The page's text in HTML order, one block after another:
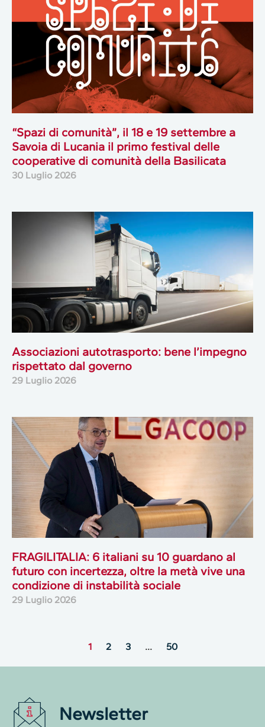
“Spazi di comunità”, il 18 e 19 settembre a
Savoia di Lucania il primo festival delle
cooperative di comunità della Basilicata
30 Luglio 2026
Associazioni autotrasporto: bene l’impegno
rispettato dal governo
29 Luglio 2026
FRAGILITALIA: 6 italiani su 10 guardano al
futuro con incertezza, oltre la metà vive una
condizione di instabilità sociale
29 Luglio 2026
1 2 3 … 50
Newsletter